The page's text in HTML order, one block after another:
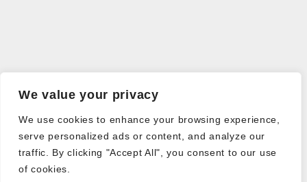
We value your privacy
We use cookies to enhance your browsing experience,
serve personalized ads or content, and analyze our
traffic. By clicking "Accept All", you consent to our use
of cookies.